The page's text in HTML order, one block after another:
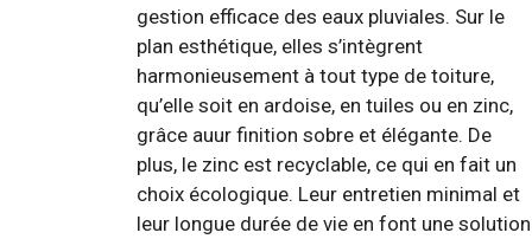
gestion efficace des eaux pluviales. Sur le
plan esthétique, elles s’intègrent
harmonieusement à tout type de toiture,
qu’elle soit en ardoise, en tuiles ou en zinc,
grâce auur finition sobre et élégante. De
plus, le zinc est recyclable, ce qui en fait un
choix écologique. Leur entretien minimal et
leur longue durée de vie en font une solution